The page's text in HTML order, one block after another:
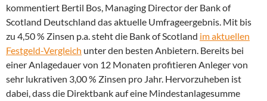
kommentiert Bertil Bos, Managing Director der Bank of
Scotland Deutschland das aktuelle Umfrageergebnis. Mit bis
zu 4,50 % Zinsen p.a. steht die Bank of Scotland im aktuellen
Festgeld-Vergleich unter den besten Anbietern. Bereits bei
einer Anlagedauer von 12 Monaten profitieren Anleger von
sehr lukrativen 3,00 % Zinsen pro Jahr. Hervorzuheben ist
dabei, dass die Direktbank auf eine Mindestanlagesumme